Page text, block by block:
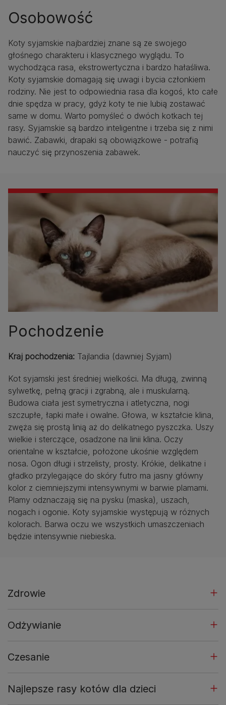
Osobowość
Koty syjamskie najbardziej znane są ze swojego
głośnego charakteru i klasycznego wyglądu. To
wychodząca rasa, ekstrowertyczna i bardzo hałaśliwa.
Koty syjamskie domagają się uwagi i bycia członkiem
rodziny. Nie jest to odpowiednia rasa dla kogoś, kto całe
dnie spędza w pracy, gdyż koty te nie lubią zostawać
same w domu. Warto pomyśleć o dwóch kotkach tej
rasy. Syjamskie są bardzo inteligentne i trzeba się z nimi
bawić. Zabawki, drapaki są obowiązkowe - potrafią
nauczyć się przynoszenia zabawek.
Pochodzenie
Kraj pochodzenia: Tajlandia (dawniej Syjam)
Kot syjamski jest średniej wielkości. Ma długą, zwinną
sylwetkę, pełną gracji i zgrabną, ale i muskularną.
Budowa ciała jest symetryczna i atletyczna, nogi
szczupłe, łapki małe i owalne. Głowa, w kształcie klina,
zwęża się prostą linią aż do delikatnego pyszczka. Uszy
wielkie i sterczące, osadzone na linii klina. Oczy
orientalne w kształcie, położone ukośnie względem
nosa. Ogon długi i strzelisty, prosty. Krókie, delikatne i
gładko przylegające do skóry futro ma jasny główny
kolor z ciemniejszymi intensywnymi w barwie plamami.
Plamy odznaczają się na pysku (maska), uszach,
nogach i ogonie. Koty syjamskie występują w różnych
kolorach. Barwa oczu we wszystkich umaszczeniach
będzie intensywnie niebieska.
Zdrowie
Odżywianie
Czesanie
Najlepsze rasy kotów dla dzieci